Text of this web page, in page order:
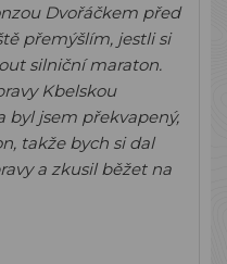
Dvořáčkem před
přemýšlím, jestli si
silniční maraton.
Kbelskou
byl jsem překvapený,
takže bych si dal
a zkusil běžet na